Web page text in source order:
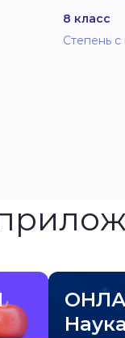
8 класс
Степень с